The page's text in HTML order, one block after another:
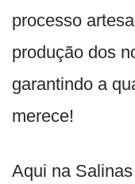
processo
produção dos
garantindo a
merece!
Aqui na